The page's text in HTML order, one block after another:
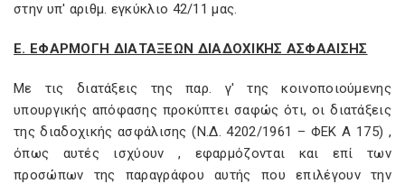
στην υπ' αριθμ. εγκύκλιο 42/11 μας.
Ε. ΕΦΑΡΜΟΓΗ ΔΙΑΤΑΞΕΩΝ ΔΙΑΔΟΧΙΚΗΣ ΑΣΦΑΑΙΣΗΣ
Με τις διατάξεις της παρ. γ' της κοινοποιούμενης
υπουργικής απόφασης προκύπτει σαφώς ότι, οι διατάξεις
της διαδοχικής ασφάλισης (Ν.Δ. 4202/1961 – ΦΕΚ Α 175) ,
όπως αυτές ισχύουν , εφαρμόζονται και επί των
προσώπων της παραγράφου αυτής που επιλέγουν την